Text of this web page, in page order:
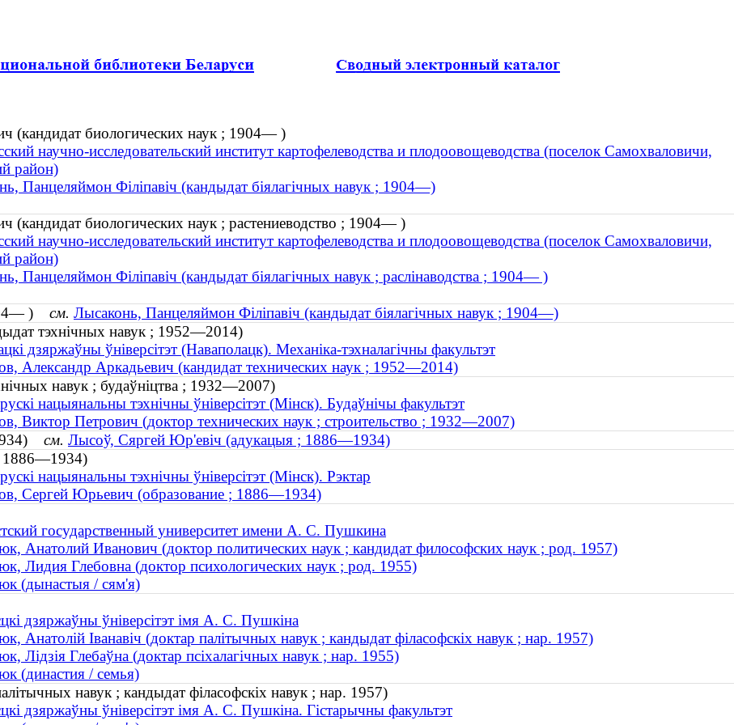
(кандидат биологических наук ; 1904— )
научно-исследовательский институт картофелеводства и плодоовощеводства (поселок Самохваловичи,
район)
Панцеляймон Філіпавіч (кандыдат біялагічных навук ; 1904—)
биологических наук ; растениеводство ; 1904— )
научно-исследовательский институт картофелеводства и плодоовощеводства (поселок Самохваловичи,
район)
Панцеляймон Філіпавіч (кандыдат біялагічных навук ; раслінаводства ; 1904— )
) см. Лысаконь, Панцеляймон Філіпавіч (кандыдат біялагічных навук ; 1904—)
тэхнічных навук ; 1952—2014)
дзяржаўны ўніверсітэт (Наваполацк). Механіка-тэхналагічны факультэт
Александр Аркадьевич (кандидат технических наук ; 1952—2014)
навук ; будаўніцтва ; 1932—2007)
нацыянальны тэхнічны ўніверсітэт (Мінск). Будаўнічы факультэт
Виктор Петрович (доктор технических наук ; строительство ; 1932—2007)
см. Лысоў, Сяргей Юр'евіч (адукацыя ; 1886—1934)
1886—1934)
нацыянальны тэхнічны ўніверсітэт (Мінск). Рэктар
Сергей Юрьевич (образование ; 1886—1934)
государственный университет имени А. С. Пушкина
Анатолий Иванович (доктор политических наук ; кандидат философских наук ; род. 1957)
Лидия Глебовна (доктор психологических наук ; род. 1955)
(дынастыя / сям'я)
дзяржаўны ўніверсітэт імя А. С. Пушкіна
Анатолій Іванавіч (доктар палітычных навук ; кандыдат філасофскіх навук ; нар. 1957)
Лідзія Глебаўна (доктар псіхалагічных навук ; нар. 1955)
(династия / семья)
навук ; кандыдат філасофскіх навук ; нар. 1957)
дзяржаўны ўніверсітэт імя А. С. Пушкіна. Гістарычны факультэт